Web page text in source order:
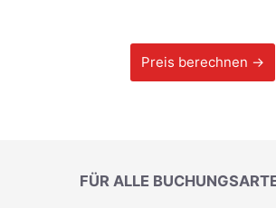
Preis berechnen →
FÜR ALLE